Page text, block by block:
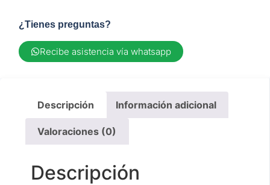
¿Tienes preguntas?
Recibe asistencia vía whatsapp
Descripción Información adicional
Valoraciones (0)
Descripción